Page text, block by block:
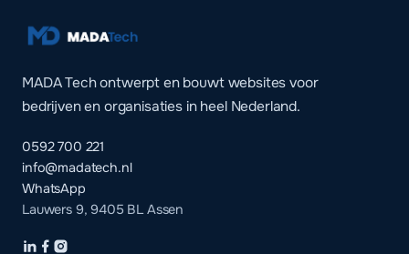
MADA Tech ontwerpt en bouwt websites voor
bedrijven en organisaties in heel Nederland.
0592 700 221
info@madatech.nl
WhatsApp
Lauwers 9, 9405 BL Assen